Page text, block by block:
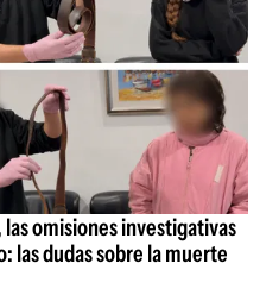
omisiones investigativas
las dudas sobre la muerte